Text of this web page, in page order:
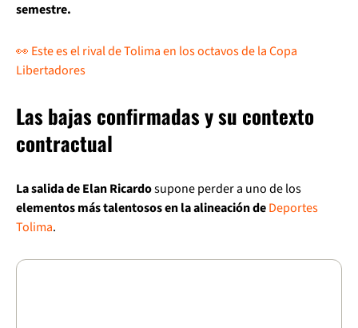
semestre.
👀 Este es el rival de Tolima en los octavos de la Copa
Libertadores
Las bajas confirmadas y su contexto
contractual
La salida de Elan Ricardosupone perder a uno de los
elementos más talentosos en la alineación deDeportes
Tolima.